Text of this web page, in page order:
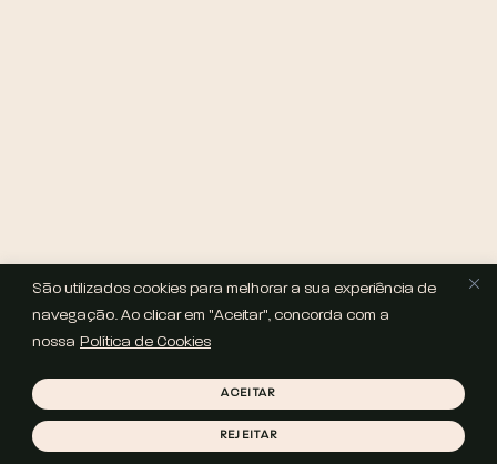
São utilizados cookies para melhorar a sua experiência de
navegação. Ao clicar em "Aceitar", concorda com a
nossa Política de Cookies
REJEITAR
ACEITAR